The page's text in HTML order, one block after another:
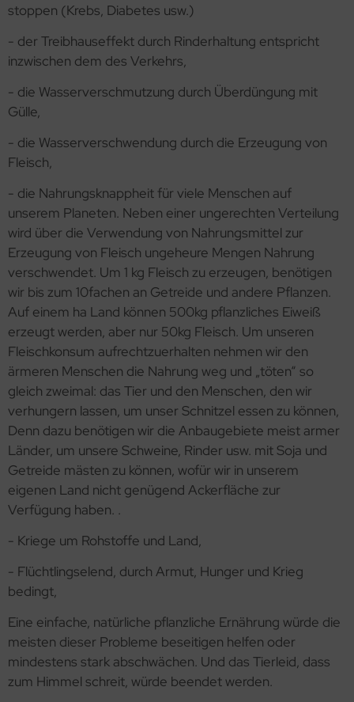
stoppen (Krebs, Diabetes usw.)
- der Treibhauseffekt durch Rinderhaltung entspricht
inzwischen dem des Verkehrs,
- die Wasserverschmutzung durch Überdüngung mit
Gülle,
- die Wasserverschwendung durch die Erzeugung von
Fleisch,
- die Nahrungsknappheit für viele Menschen auf
unserem Planeten. Neben einer ungerechten Verteilung
wird über die Verwendung von Nahrungsmittel zur
Erzeugung von Fleisch ungeheure Mengen Nahrung
verschwendet. Um 1 kg Fleisch zu erzeugen, benötigen
wir bis zum 10fachen an Getreide und andere Pflanzen.
Auf einem ha Land können 500kg pflanzliches Eiweiß
erzeugt werden, aber nur 50kg Fleisch. Um unseren
Fleischkonsum aufrechtzuerhalten nehmen wir den
ärmeren Menschen die Nahrung weg und „töten“ so
gleich zweimal: das Tier und den Menschen, den wir
verhungern lassen, um unser Schnitzel essen zu können,
Denn dazu benötigen wir die Anbaugebiete meist armer
Länder, um unsere Schweine, Rinder usw. mit Soja und
Getreide mästen zu können, wofür wir in unserem
eigenen Land nicht genügend Ackerfläche zur
Verfügung haben. .
- Kriege um Rohstoffe und Land,
- Flüchtlingselend, durch Armut, Hunger und Krieg
bedingt,
Eine einfache, natürliche pflanzliche Ernährung würde die
meisten dieser Probleme beseitigen helfen oder
mindestens stark abschwächen. Und das Tierleid, dass
zum Himmel schreit, würde beendet werden.